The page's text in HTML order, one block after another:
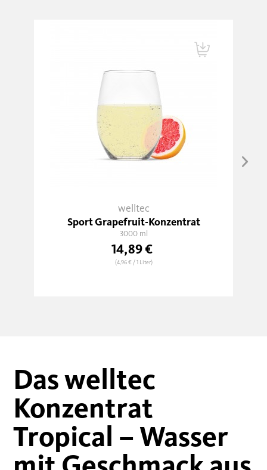
welltec
Sport Grapefruit-Konzentrat
3000 ml
14,89 €
(4,96 €/ 1 Liter)
Das welltec
Konzentrat
Tropical – Wasser